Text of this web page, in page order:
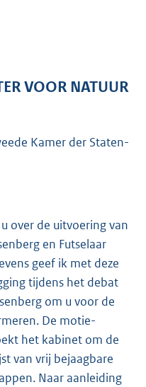
e
2
VOOR NATUUR
Kamer der Staten-
over de uitvoering van
en Futselaar
geef ik met deze
tijdens het debat
om u voor de
De motie-
het kabinet om de
van vrij bejaagbare
Naar aanleiding